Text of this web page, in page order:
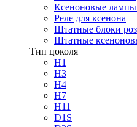
Ксеноновые
Реле для ксенона
Штатные блоки
Штатные
Тип цоколя
H1
H3
H4
H7
H11
D1S